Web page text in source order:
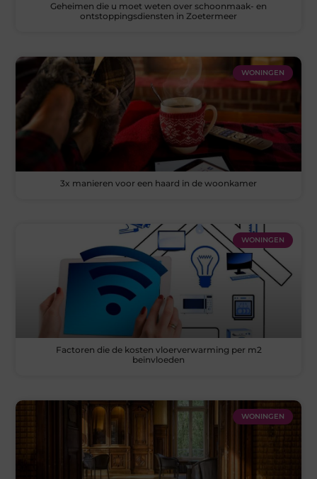
Geheimen die u moet weten over schoonmaak- en
ontstoppingsdiensten in Zoetermeer
WONINGEN
3x manieren voor een haard in de woonkamer
WONINGEN
Factoren die de kosten vloerverwarming per m2
beïnvloeden
WONINGEN